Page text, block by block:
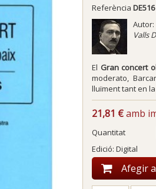
Referència DE516
Autor:
Valls
El Gran concert
moderato,
lluïment tant en
21,81 €amb
Quantitat
Edició: Digital
Afegir